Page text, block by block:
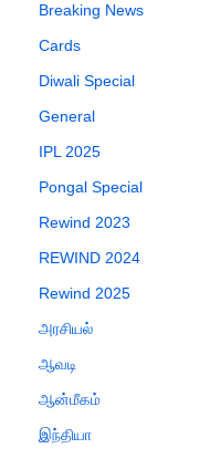
Breaking News
Cards
Diwali Special
General
IPL 2025
Pongal Special
Rewind 2023
REWIND 2024
Rewind 2025
அரசியல்
ஆவடி
ஆன்மீகம்
இந்தியா